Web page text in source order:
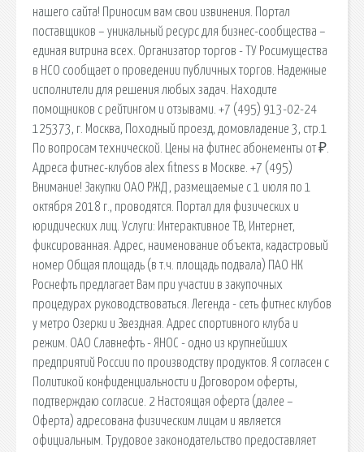
нашего сайта! Приносим вам свои извинения. Портал
поставщиков – уникальный ресурс для бизнес-сообщества –
единая витрина всех. Организатор торгов - ТУ Росимущества
в НСО сообщает о проведении публичных торгов. Надежные
исполнители для решения любых задач. Находите
помощников с рейтингом и отзывами. +7 (495) 913-02-24
125373, г. Москва, Походный проезд, домовладение 3, стр.1
По вопросам технической. Цены на фитнес абонементы от ₽.
Адреса фитнес-клубов alex fitness в Москве. +7 (495)
Внимание! Закупки ОАО РЖД , размещаемые с 1 июля по 1
октября 2018 г., проводятся. Портал для физических и
юридических лиц. Услуги: Интерактивное ТВ, Интернет,
фиксированная. Адрес, наименование объекта, кадастровый
номер Общая площадь (в т.ч. площадь подвала) ПАО НК
Роснефть предлагает Вам при участии в закупочных
процедурах руководствоваться. Легенда - сеть фитнес клубов
у метро Озерки и Звездная. Адрес спортивного клуба и
режим. ОАО Славнефть - ЯНОС - одно из крупнейших
предприятий России по производству продуктов. Я согласен с
Политикой конфиденциальности и Договором оферты,
подтверждаю согласие. 2 Настоящая оферта (далее –
Оферта) адресована физическим лицам и является
официальным. Трудовое законодательство предоставляет